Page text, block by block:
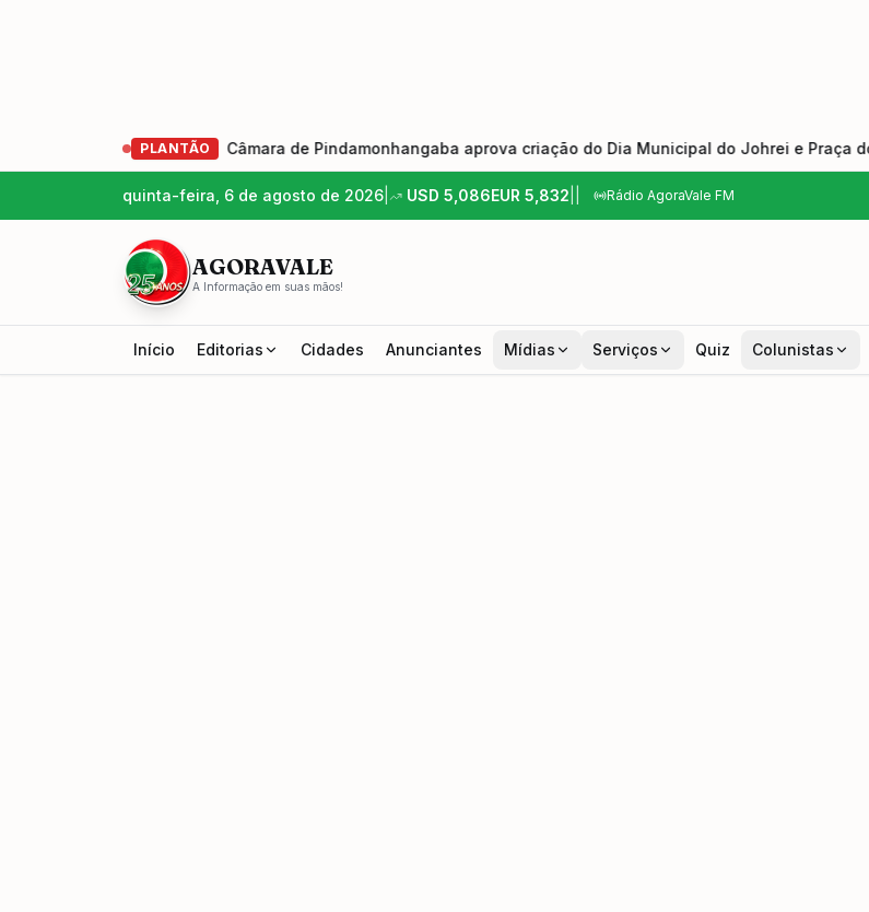
PLANTÃO
• Câmara de Pindamonhangaba aprova criação do Dia Municipal do Johrei e Praça do Autista
quinta-feira, 6 de agosto de 2026 USD 5,086EUR 5,832 Rádio AgoraVale FM
AGORAVALE
A Informação em suas mãos!
Início Editorias Cidades Anunciantes Mídias Serviços Quiz Colunistas